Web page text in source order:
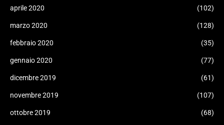
aprile 2020 (102)
marzo 2020 (128)
febbraio 2020 (35)
gennaio 2020 (77)
dicembre 2019 (61)
novembre 2019 (107)
ottobre 2019 (68)